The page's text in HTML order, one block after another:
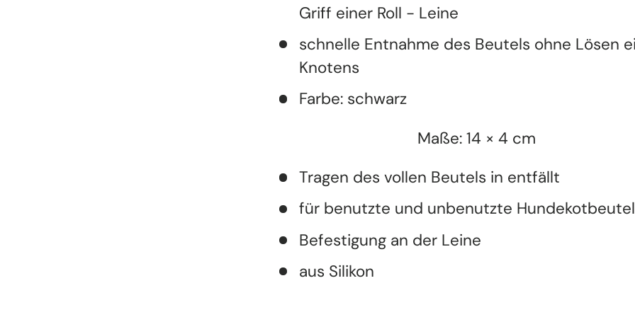
Griff einer Roll - Leine
schnelle Entnahme des Beutels ohne Lösen
Knotens
Farbe: schwarz
Maße: 14 × 4 cm
Tragen des vollen Beutels in entfällt
für benutzte und unbenutzte Hundekotbeutel
Befestigung an der Leine
aus Silikon